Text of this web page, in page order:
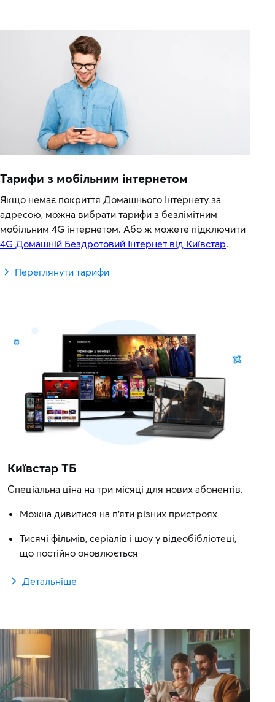
Тарифи з мобільним інтернетом
Якщо немає покриття Домашнього Інтернету за
адресою, можна вибрати тарифи з безлімітним
мобільним 4G інтернетом. Або ж можете підключити
4G Домашній Бездротовий Інтернет від Київстар.
Переглянути тарифи
Київстар ТБ
Спеціальна ціна на три місяці для нових абонентів.
Можна дивитися на п'яти різних пристроях
Тисячі фільмів, серіалів і шоу у відеобібліотеці,
що постійно оновлюється
Детальніше